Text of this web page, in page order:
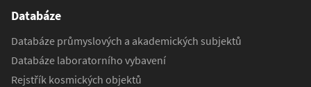
Databáze
Databáze průmyslových a akademických subjektů
Databáze laboratorního vybavení
Rejstřík kosmických objektů